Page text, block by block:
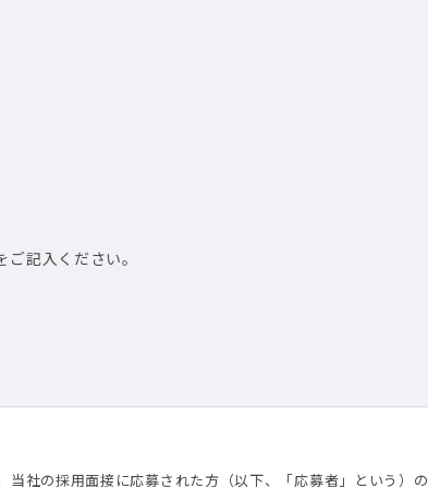
記入ください。
社の採用面接に応募された方（以下、「応募者」という）の